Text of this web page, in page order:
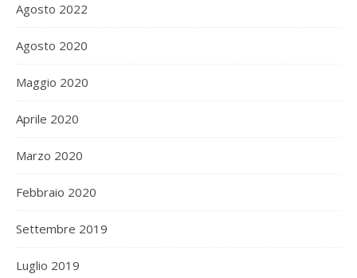
Agosto 2022
Agosto 2020
Maggio 2020
Aprile 2020
Marzo 2020
Febbraio 2020
Settembre 2019
Luglio 2019